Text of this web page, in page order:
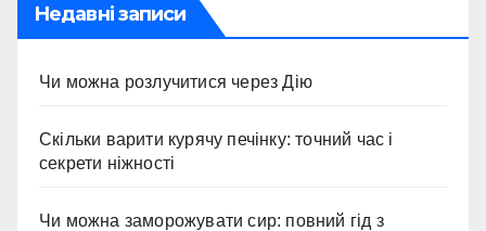
Недавні записи
Чи можна розлучитися через Дію
Скільки варити курячу печінку: точний час і
секрети ніжності
Чи можна заморожувати сир: повний гід з